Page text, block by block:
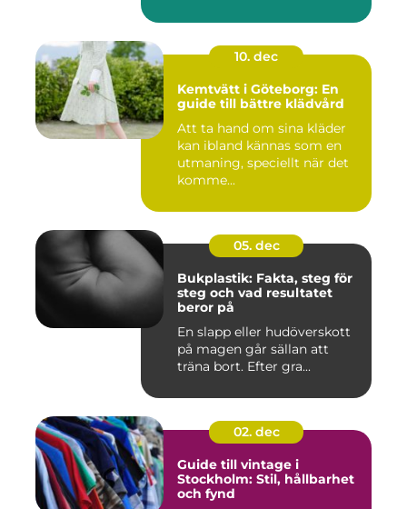
10. dec
Kemtvätt i Göteborg: En
guide till bättre klädvård
Att ta hand om sina kläder
kan ibland kännas som en
utmaning, speciellt när det
komme...
05. dec
Bukplastik: Fakta, steg för
steg och vad resultatet
beror på
En slapp eller hudöverskott
på magen går sällan att
träna bort. Efter gra...
02. dec
Guide till vintage i
Stockholm: Stil, hållbarhet
och fynd